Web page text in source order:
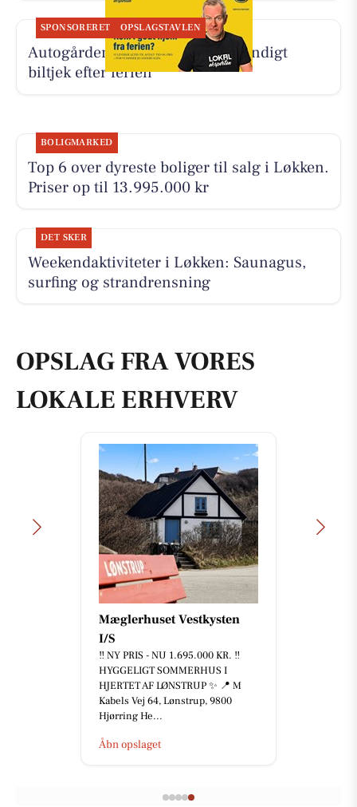
SPONSORERET OPSLAGSTAVLEN
Autogården Løkken tilbyder grundigt
biltjek efter ferien
BOLIGMARKED
Top 6 over dyreste boliger til salg i Løkken.
Priser op til 13.995.000 kr
DET SKER
Weekendaktiviteter i Løkken: Saunagus,
surfing og strandrensning
OPSLAG FRA VORES
LOKALE ERHVERV
Mæglerhuset Vestkysten
I/S
‼️ NY PRIS - NU 1.695.000 KR. ‼️
HYGGELIGT SOMMERHUS I
HJERTET AF LØNSTRUP ✨ 📍 M
Kabels Vej 64, Lønstrup, 9800
Hjørring He...
Åbn opslaget